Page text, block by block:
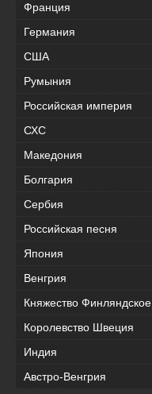
Франция
Германия
США
Румыния
Российская империя
СХС
Македония
Болгария
Сербия
Российская песня
Япония
Венгрия
Княжество Финляндское
Королевство Швеция
Индия
Австро-Венгрия